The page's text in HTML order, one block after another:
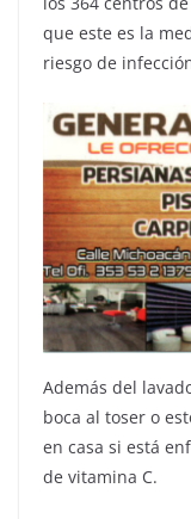
que este es la
riesgo de
Además del
boca al toser o
en casa si está
de vitamina C.